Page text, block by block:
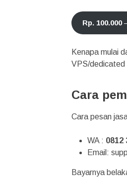
Rp. 100.000
Kenapa mulai
VPS/dedicated
Cara
Cara pesan
WA : 0812
Email:
Bayarnya